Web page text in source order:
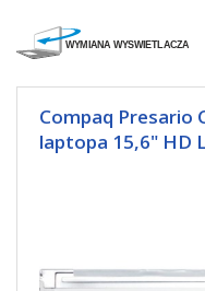
Compaq Presario
laptopa 15,6" HD